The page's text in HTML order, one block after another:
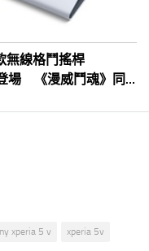
無線格鬥搖桿
場 《漫威鬥魂》同
xperia 5 v xperia 5v